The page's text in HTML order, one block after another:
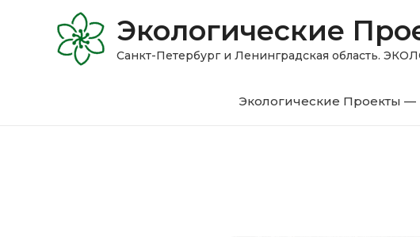
Экологические
Санкт-Петербург и Ленинградская область.
Экологические Проекты —